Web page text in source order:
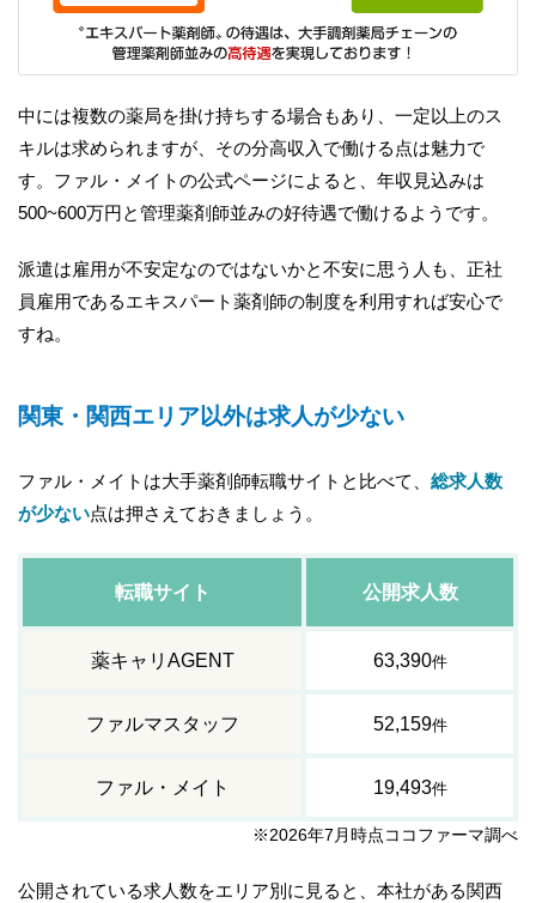
中には複数の薬局を掛け持ちする場合もあり、一定以上のス
キルは求められますが、その分高収入で働ける点は魅力で
す。ファル・メイトの公式ページによると、年収見込みは
500~600万円と管理薬剤師並みの好待遇で働けるようです。
派遣は雇用が不安定なのではないかと不安に思う人も、正社
員雇用であるエキスパート薬剤師の制度を利用すれば安心で
すね。
関東・関西エリア以外は求人が少ない
ファル・メイトは大手薬剤師転職サイトと比べて、 総求人数
が少ない点は押さえておきましょう。
転職サイト 公開求人数
薬キャリAGENT 63,390件
ファルマスタッフ 52,159件
ファル・メイト 19,493件
※2026年7月時点ココファーマ調べ
公開されている求人数をエリア別に見ると、本社がある関西